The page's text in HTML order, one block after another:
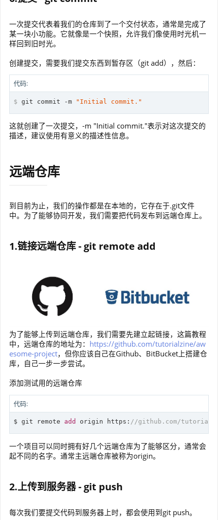
一次提交代表着我们的仓库到了一个交付状态，通常是完成了
某一块小功能。它就像是一个快照，允许我们像使用时光机一
样回到旧时光。
创建提交，需要我们提交东西到暂存区（git add），然后：
代码:
$ git commit -m "Initial commit."
这就创建了一次提交，-m "Initial commit."表示对这次提交的
描述，建议使用有意义的描述性信息。
远端仓库
到目前为止，我们的操作都是在本地的，它存在于.git文件
中。为了能够协同开发，我们需要把代码发布到远端仓库上。
1.链接远端仓库 - git remote add
为了能够上传到远端仓库，我们需要先建立起链接，这篇教程
中，远端仓库的地址为： https://github.com/tutorialzine/aw
esome-project，但你应该自己在Github、BitBucket上搭建仓
库，自己一步一步尝试。
添加测试用的远端仓库
代码:
$ git remote add origin https: //github.com/
一个项目可以同时拥有好几个远端仓库为了能够区分，通常会
起不同的名字。通常主远端仓库被称为origin。
2.上传到服务器 - git push
每次我们要提交代码到服务器上时，都会使用到git push。